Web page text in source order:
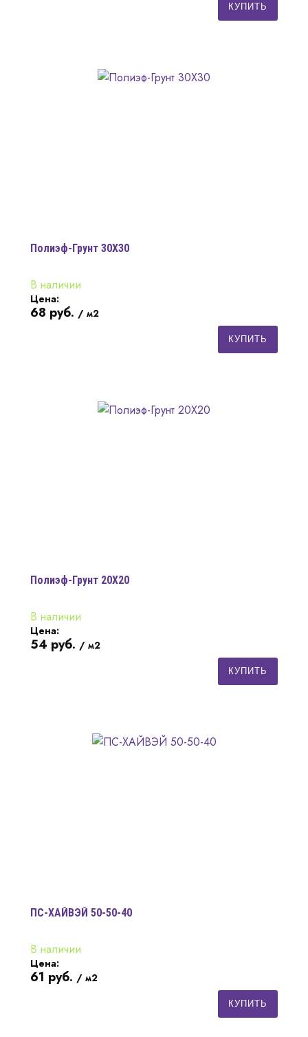
КУПИТЬ
Полиэф-Грунт 30Х30
В наличии
Цена:
68 руб. / м2
КУПИТЬ
Полиэф-Грунт 20X20
В наличии
Цена:
54 руб. / м2
КУПИТЬ
ПС-ХАЙВЭЙ 50-50-40
В наличии
Цена:
61 руб. / м2
КУПИТЬ